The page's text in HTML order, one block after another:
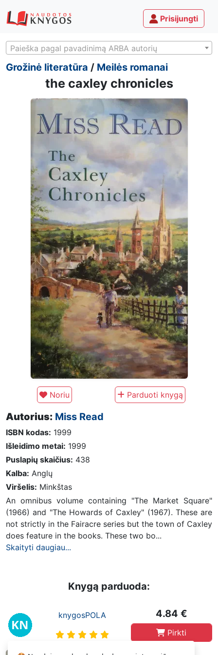
Prisijungti
Paieška pagal pavadinimą ARBA autorių
Grožinė literatūra / Meilės romanai
the caxley chronicles
Noriu Parduoti knygą
Autorius: Miss Read
ISBN kodas: 1999
Išleidimo metai: 1999
Puslapių skaičius: 438
Kalba: Anglų
Viršelis: Minkštas
An omnibus volume containing "The Market Square"
(1966) and "The Howards of Caxley" (1967). These are
not strictly in the Fairacre series but the town of Caxley
does feature in the books. These two bo...
Skaityti daugiau...
Knygą parduoda:
knygosPOLA 4.84 €
Pirkti